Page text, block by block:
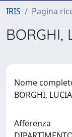
IRIS Pagina
BORGHI,
Nome
BORGHI, LUCIA
Afferenza